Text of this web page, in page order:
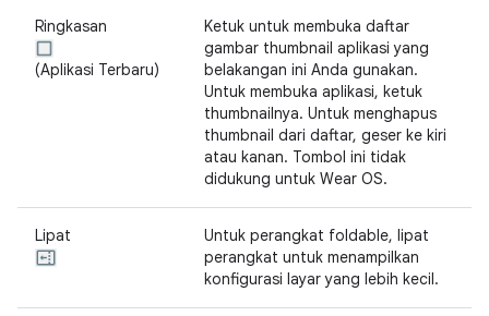
Ringkasan
(Aplikasi Terbaru)
Ketuk untuk membuka daftar
gambar thumbnail aplikasi yang
belakangan ini Anda gunakan.
Untuk membuka aplikasi, ketuk
thumbnailnya. Untuk menghapus
thumbnail dari daftar, geser ke kiri
atau kanan. Tombol ini tidak
didukung untuk Wear OS.
Lipat
Untuk perangkat foldable, lipat
perangkat untuk menampilkan
konfigurasi layar yang lebih kecil.